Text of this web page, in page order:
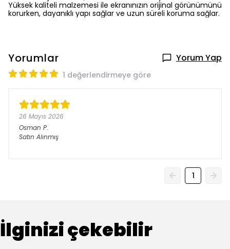
Yüksek kaliteli malzemesi ile ekranınızın orijinal görünümünü
korurken, dayanıklı yapı sağlar ve uzun süreli koruma sağlar.
Yorumlar Yorum Yap
1 değerlendirmeye göre
26 Mayıs 2026
Osman P.
Satın Alınmış
1
İlginizi çekebilir